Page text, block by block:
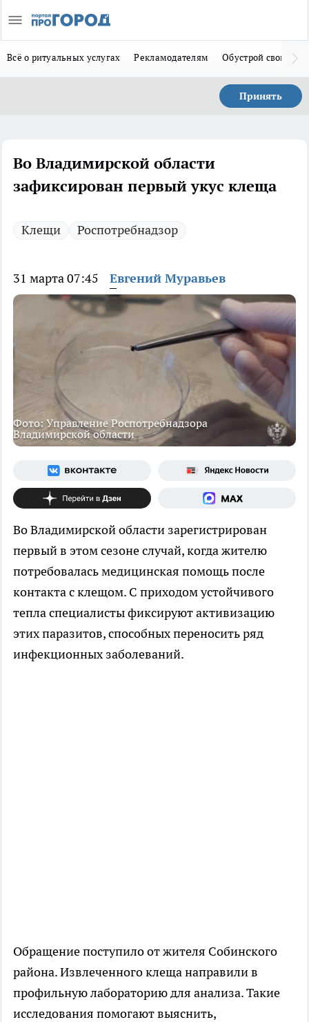
Всё о ритуальных услугах Рекламодателям Обустрой свой дом
Принять
Во Владимирской области
зафиксирован первый укус клеща
Клещи Роспотребнадзор
31 марта 07:45 Евгений Муравьев
Фото: Управление Роспотребнадзора
Владимирской области
Во Владимирской области зарегистрирован
первый в этом сезоне случай, когда жителю
потребовалась медицинская помощь после
контакта с клещом. С приходом устойчивого
тепла специалисты фиксируют активизацию
этих паразитов, способных переносить ряд
инфекционных заболеваний.
Обращение поступило от жителя Собинского
района. Извлеченного клеща направили в
профильную лабораторию для анализа. Такие
исследования помогают выяснить,